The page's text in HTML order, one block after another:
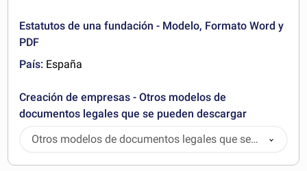
Estatutos de una fundación - Modelo, Formato Word y
PDF
País: España
Creación de empresas - Otros modelos de
documentos legales que se pueden descargar
Otros modelos de documentos legales que se
pueden descargar